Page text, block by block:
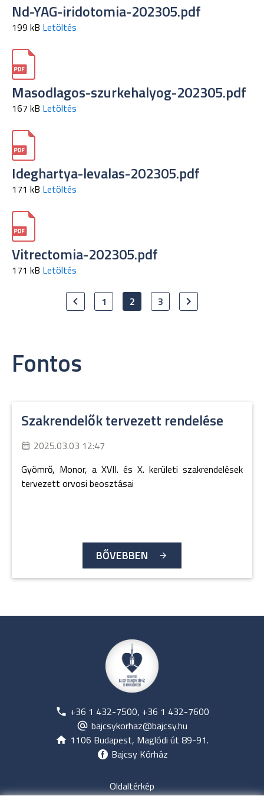
Nd-YAG-iridotomia-202305.pdf
199 kB Letöltés
Masodlagos-szurkehalyog-202305.pdf
167 kB Letöltés
Ideghartya-levalas-202305.pdf
171 kB Letöltés
Vitrectomia-202305.pdf
171 kB Letöltés
1 2 3
Fontos
Szakrendelők tervezett rendelése
2025.03.03 12:47
Gyömrő, Monor, a XVII. és X. kerületi szakrendelések
tervezett orvosi beosztásai
BŐVEBBEN
+36 1 432-7500, +36 1 432-7600
bajcsykorhaz@bajcsy.hu
1106 Budapest, Maglódi út 89-91.
Bajcsy Kórház
Oldaltérkép
Jogi nyilatkozat